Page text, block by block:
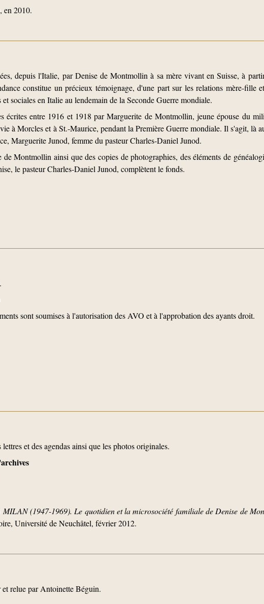
en 2010.
depuis l'Italie, par Denise de Montmollin à sa mère vivant en Suisse, à
constitue un précieux témoignage, d'une part sur les relations mère-fille
sociales en Italie au lendemain de la Seconde Guerre mondiale.
écrites entre 1916 et 1918 par Marguerite de Montmollin, jeune épouse du
à Morcles et à St.-Maurice, pendant la Première Guerre mondiale. Il s'agit, là
Marguerite Junod, femme du pasteur Charles-Daniel Junod.
Montmollin ainsi que des copies de photographies, des éléments de
le pasteur Charles-Daniel Junod, complètent le fonds.
sont soumises à l'autorisation des AVO et à l'approbation des ayants droit.
et des agendas ainsi que les photos originales.
(1947-1969). Le quotidien et la microsociété familiale de Denise de
Université de Neuchâtel, février 2012.
et relue par Antoinette Béguin.